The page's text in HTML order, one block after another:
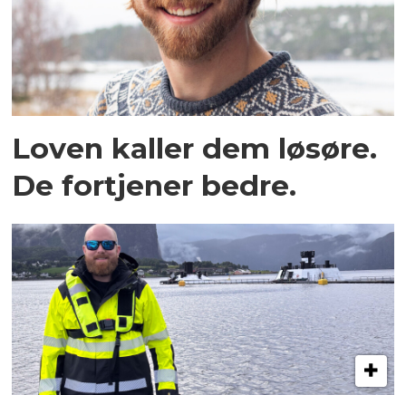
Loven kaller dem løsøre.
De fortjener bedre.